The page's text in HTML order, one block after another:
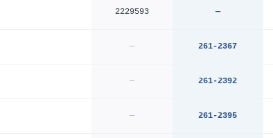
2229593 —
— 261-2367
— 261-2392
— 261-2395